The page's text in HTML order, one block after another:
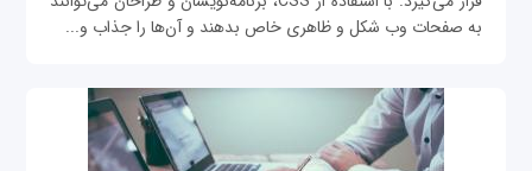
به صفحات وب شکل و ظاهری خاص بدهند و آن‌ها را جذاب و...